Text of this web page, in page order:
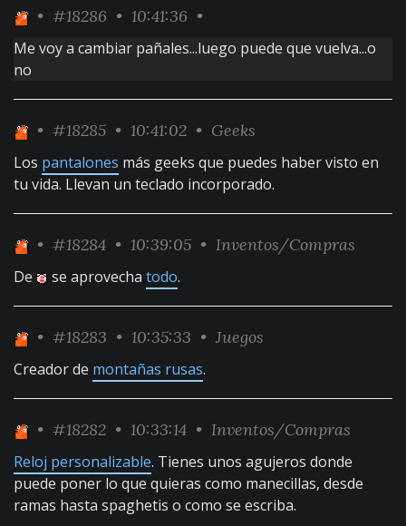
• #18286 • 10:41:36 •
Me voy a cambiar pañales...luego puede que vuelva...o
no
• #18285 • 10:41:02 • Geeks
Los pantalones más geeks que puedes haber visto en
tu vida. Llevan un teclado incorporado.
• #18284 • 10:39:05 • Inventos/Compras
De se aprovecha todo.
• #18283 • 10:35:33 • Juegos
Creador de montañas rusas.
• #18282 • 10:33:14 • Inventos/Compras
Reloj personalizable. Tienes unos agujeros donde
puede poner lo que quieras como manecillas, desde
ramas hasta spaghetis o como se escriba.